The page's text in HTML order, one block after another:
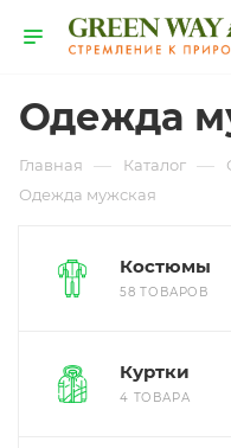
Одежда
Главная — Каталог —
Одежда мужская
Костюмы
58 ТОВАРОВ
Куртки
4 ТОВАРА